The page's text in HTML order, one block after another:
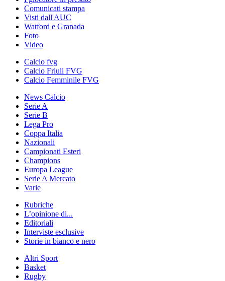
Comunicati stampa
Visti dall'AUC
Watford e Granada
Foto
Video
Calcio fvg
Calcio Friuli FVG
Calcio Femminile FVG
News Calcio
Serie A
Serie B
Lega Pro
Coppa Italia
Nazionali
Campionati Esteri
Champions
Europa League
Serie A Mercato
Varie
Rubriche
L’opinione di...
Editoriali
Interviste esclusive
Storie in bianco e nero
Altri Sport
Basket
Rugby